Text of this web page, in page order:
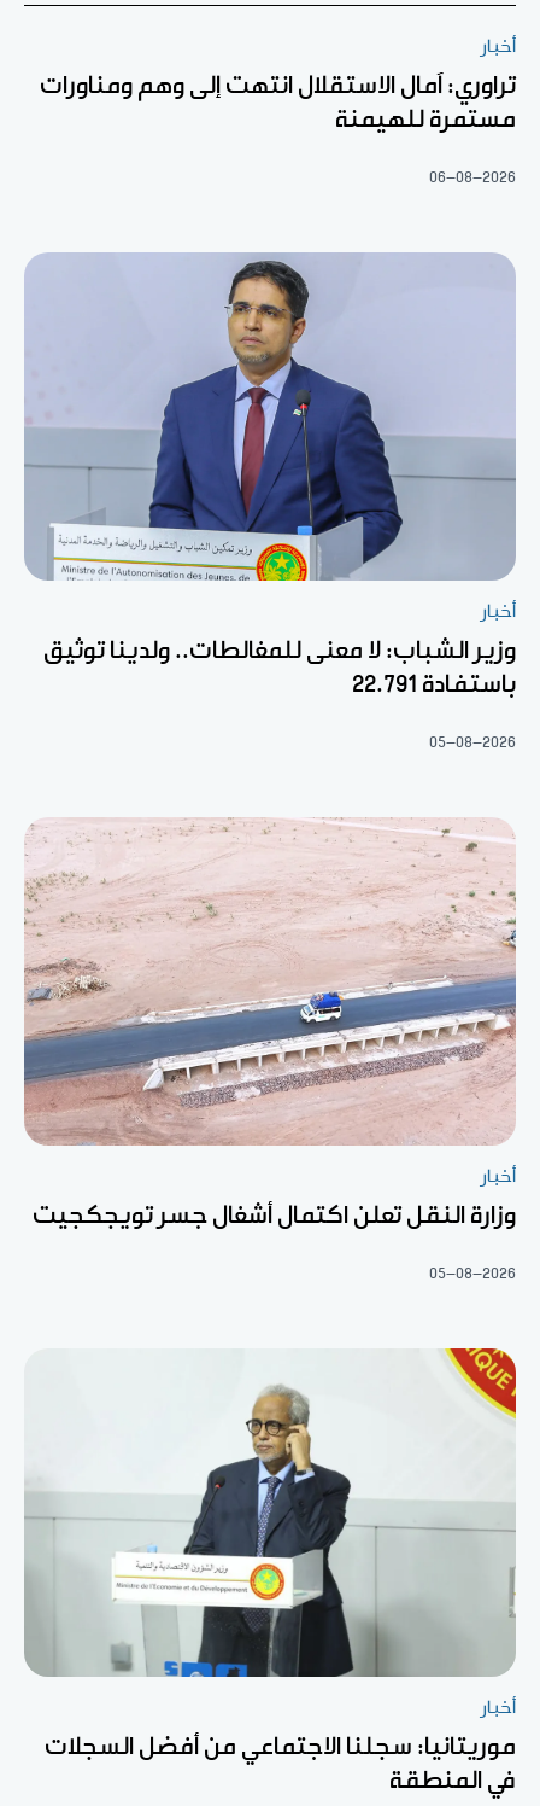
أخبار
تراوري: آمال الاستقلال انتهت إلى وهم ومناورات
مستمرة للهيمنة
06-08-2026
أخبار
وزير الشباب: لا معنى للمغالطات.. ولدينا توثيق
باستفادة 22.791
05-08-2026
أخبار
وزارة النقل تعلن اكتمال أشغال جسر تويجكجيت
05-08-2026
أخبار
موريتانيا: سجلنا الاجتماعي من أفضل السجلات
في المنطقة